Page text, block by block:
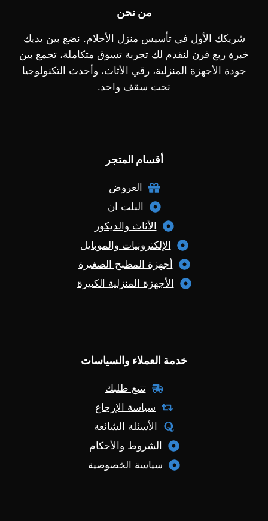
من نحن
شريكك الأول في تأسيس منزل الأحلام. نضع بين يديك
خبرة ربع قرن لنقدم لك تجربة تسوق متكاملة، تجمع بين
جودة الأجهزة المنزلية، رقي الأثاث، وأحدث التكنولوجيا
تحت سقف واحد.
أقسام المتجر
العروض
البلت ان
الأثاث والديكور
الإلكترونيات والموبايل
أجهزة المطبخ الصغيرة
الأجهزة المنزلية الكبيرة
خدمة العملاء والسياسات
تتبع طلبك
سياسة الإرجاع
الأسئلة الشائعة
الشروط والأحكام
سياسة الخصوصية